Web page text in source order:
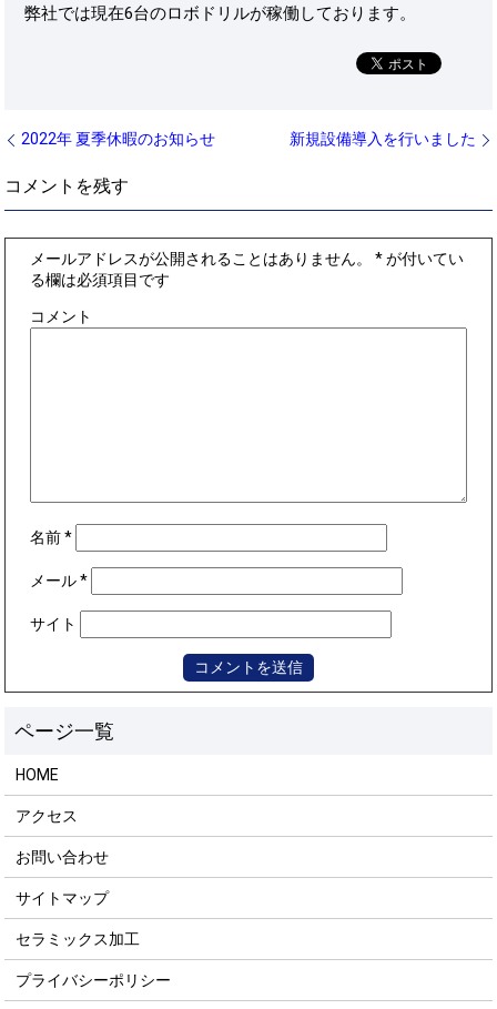
弊社では現在6台のロボドリルが稼働しております。
2022年 夏季休暇のお知らせ 新規設備導入を行いました
コメントを残す
メールアドレスが公開されることはありません。 *が付いてい
る欄は必須項目です
コメント
名前*
メール*
サイト
HOME
アクセス
お問い合わせ
サイトマップ
セラミックス加工
プライバシーポリシー